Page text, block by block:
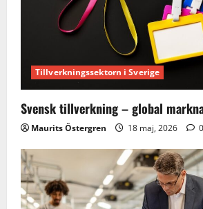
Tillverkningssektorn i Sverige
Svensk tillverkning – global
Maurits Östergren 18 maj, 2026 0